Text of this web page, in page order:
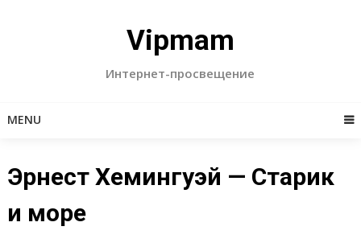
Vipmam
Интернет-просвещение
MENU
Эрнест Хемингуэй — Старик
и море